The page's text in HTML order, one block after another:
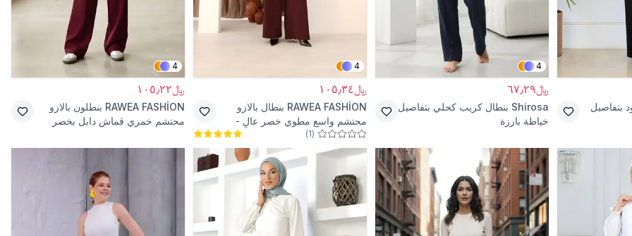
بتفاصيل
4
﷼٦٧٫٢٩
Shirosa بنطال كريب كحلي بتفاصيل
خياطة بارزة
4
﷼١٠٥٫٣٤
RAWEA FASHİON بنطال بالازو
محتشم واسع مطوي خصر عالٍ -
عنابي
(
1
)
4
﷼١٠٥٫٢٢
RAWEA FASHİON بنطلون بالازو
محتشم خمري قماش دابل بخصر